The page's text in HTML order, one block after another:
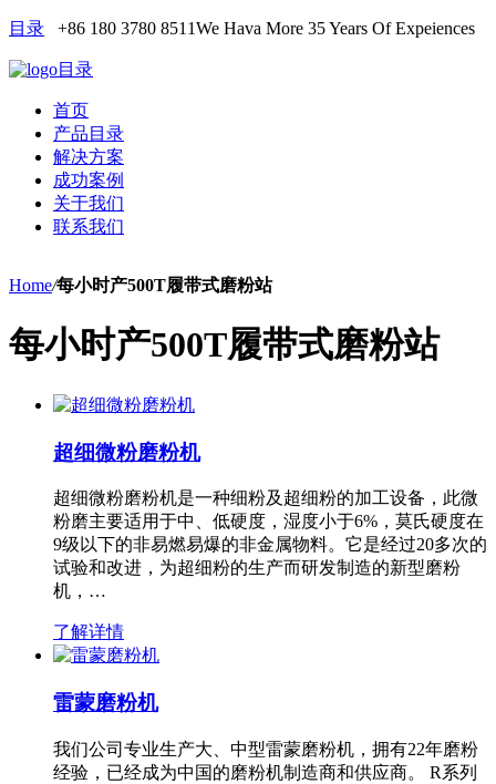
目录 +86 180 3780 8511We Hava More 35 Years Of Expeiences
目录
首页
产品目录
解决方案
成功案例
关于我们
联系我们
Home/每小时产500T履带式磨粉站
每小时产500T履带式磨粉站
超细微粉磨粉机
超细微粉磨粉机是一种细粉及超细粉的加工设备，此微
粉磨主要适用于中、低硬度，湿度小于6%，莫氏硬度在
9级以下的非易燃易爆的非金属物料。它是经过20多次的
试验和改进，为超细粉的生产而研发制造的新型磨粉
机，…
了解详情
雷蒙磨粉机
我们公司专业生产大、中型雷蒙磨粉机，拥有22年磨粉
经验，已经成为中国的磨粉机制造商和供应商。 R系列